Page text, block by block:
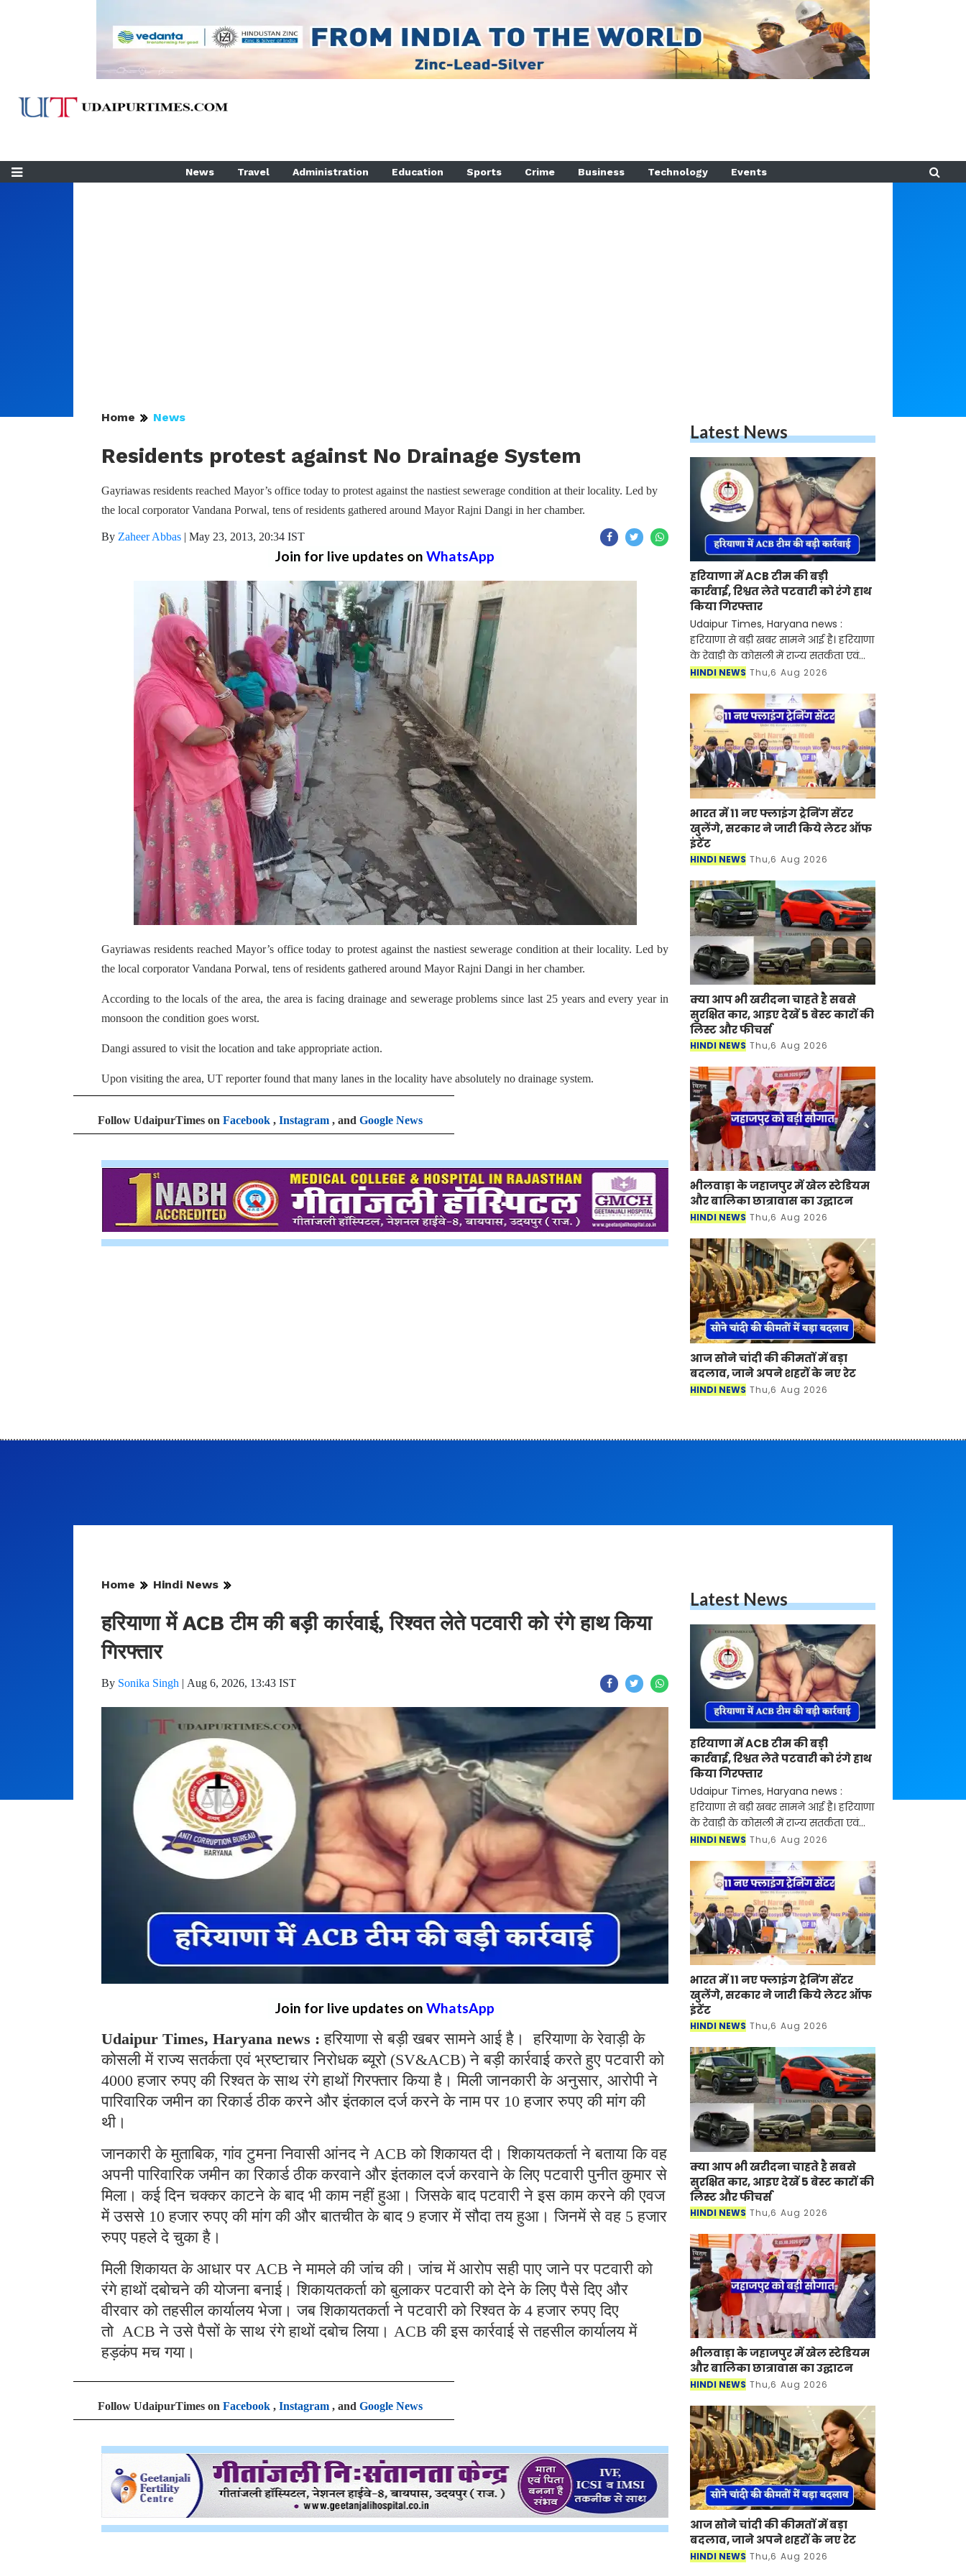
News Travel Administration Education Sports Crime Business Technology Events
Home News
Residents protest against No Drainage System
Gayriawas residents reached Mayor’s office today to protest against the nastiest sewerage condition at their locality. Led by
the local corporator Vandana Porwal, tens of residents gathered around Mayor Rajni Dangi in her chamber.
By Zaheer Abbas | May 23, 2013, 20:34 IST
Join for live updates on WhatsApp
Gayriawas residents reached Mayor’s office today to protest against the nastiest sewerage condition at their locality. Led by
the local corporator Vandana Porwal, tens of residents gathered around Mayor Rajni Dangi in her chamber.
According to the locals of the area, the area is facing drainage and sewerage problems since last 25 years and every year in
monsoon the condition goes worst.
Dangi assured to visit the location and take appropriate action.
Upon visiting the area, UT reporter found that many lanes in the locality have absolutely no drainage system.
Follow UdaipurTimes on Facebook , Instagram , and Google News
Latest News
हरियाणा में ACB टीम की बड़ी
कार्रवाई, रिश्वत लेते पटवारी को रंगे हाथ
किया गिरफ्तार
Udaipur Times, Haryana news :
हरियाणा से बड़ी खबर सामने आई है। हरियाणा
के रेवाड़ी के कोसली में राज्य सतर्कता एवं
भ्रष्टाचार निरोधक ब्यूरो (SV&ACB) ने बड़ी
रुपए की र
HINDI NEWS Thu,6 Aug 2026
भारत में 11 नए फ्लाइंग ट्रेनिंग सेंटर
खुलेंगे, सरकार ने जारी किये लेटर ऑफ
इंटेंट
HINDI NEWS Thu,6 Aug 2026
क्या आप भी खरीदना चाहते है सबसे
सुरक्षित कार, आइए देखें 5 बेस्ट कारों की
लिस्ट और फीचर्स
HINDI NEWS Thu,6 Aug 2026
भीलवाड़ा के जहाजपुर में खेल स्टेडियम
और बालिका छात्रावास का उद्घाटन
HINDI NEWS Thu,6 Aug 2026
आज सोने चांदी की कीमतों में बड़ा
बदलाव, जाने अपने शहरों के नए रेट
HINDI NEWS Thu,6 Aug 2026
Home Hindi News
हरियाणा में ACB टीम की बड़ी कार्रवाई, रिश्वत लेते पटवारी को रंगे हाथ किया
गिरफ्तार
By Sonika Singh | Aug 6, 2026, 13:43 IST
Join for live updates on WhatsApp
Udaipur Times, Haryana news :हरियाणा से बड़ी खबर सामने आई है। हरियाणा के रेवाड़ी के
कोसली में राज्य सतर्कता एवं भ्रष्टाचार निरोधक ब्यूरो (SV&ACB) ने बड़ी कार्रवाई करते हुए पटवारी को
4000 हजार रुपए की रिश्वत के साथ रंगे हाथों गिरफ्तार किया है। मिली जानकारी के अनुसार, आरोपी ने
पारिवारिक जमीन का रिकार्ड ठीक करने और इंतकाल दर्ज करने के नाम पर 10 हजार रुपए की मांग की
थी।
जानकारी के मुताबिक, गांव टुमना निवासी आंनद ने ACB को शिकायत दी। शिकायतकर्ता ने बताया कि वह
अपनी पारिवारिक जमीन का रिकार्ड ठीक करवाने और इंतकाल दर्ज करवाने के लिए पटवारी पुनीत कुमार से
मिला। कई दिन चक्कर काटने के बाद भी काम नहीं हुआ। जिसके बाद पटवारी ने इस काम करने की एवज
में उससे 10 हजार रुपए की मांग की और बातचीत के बाद 9 हजार में सौदा तय हुआ। जिनमें से वह 5 हजार
रुपए पहले दे चुका है।
मिली शिकायत के आधार पर ACB ने मामले की जांच की। जांच में आरोप सही पाए जाने पर पटवारी को
रंगे हाथों दबोचने की योजना बनाई। शिकायतकर्ता को बुलाकर पटवारी को देने के लिए पैसे दिए और
वीरवार को तहसील कार्यालय भेजा। जब शिकायतकर्ता ने पटवारी को रिश्वत के 4 हजार रुपए दिए
तो ACB ने उसे पैसों के साथ रंगे हाथों दबोच लिया। ACB की इस कार्रवाई से तहसील कार्यालय में
हड़कंप मच गया।
Follow UdaipurTimes on Facebook , Instagram , and Google News
Latest News
हरियाणा में ACB टीम की बड़ी
कार्रवाई, रिश्वत लेते पटवारी को रंगे हाथ
किया गिरफ्तार
Udaipur Times, Haryana news :
हरियाणा से बड़ी खबर सामने आई है। हरियाणा
के रेवाड़ी के कोसली में राज्य सतर्कता एवं
भ्रष्टाचार निरोधक ब्यूरो (SV&ACB) ने बड़ी
रुपए की र
HINDI NEWS Thu,6 Aug 2026
भारत में 11 नए फ्लाइंग ट्रेनिंग सेंटर
खुलेंगे, सरकार ने जारी किये लेटर ऑफ
इंटेंट
HINDI NEWS Thu,6 Aug 2026
क्या आप भी खरीदना चाहते है सबसे
सुरक्षित कार, आइए देखें 5 बेस्ट कारों की
लिस्ट और फीचर्स
HINDI NEWS Thu,6 Aug 2026
भीलवाड़ा के जहाजपुर में खेल स्टेडियम
और बालिका छात्रावास का उद्घाटन
HINDI NEWS Thu,6 Aug 2026
आज सोने चांदी की कीमतों में बड़ा
बदलाव, जाने अपने शहरों के नए रेट
HINDI NEWS Thu,6 Aug 2026